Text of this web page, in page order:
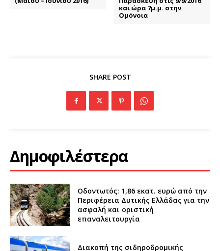
και ώρα 7μ.μ. στην
Ομόνοια
SHARE POST
Δημοφιλέστερα
Οδοντωτός: 1,86 εκατ. ευρώ από την
Περιφέρεια Δυτικής Ελλάδας για την
ασφαλή και οριστική
επαναλειτουργία
Διακοπή της σιδηροδρομικής